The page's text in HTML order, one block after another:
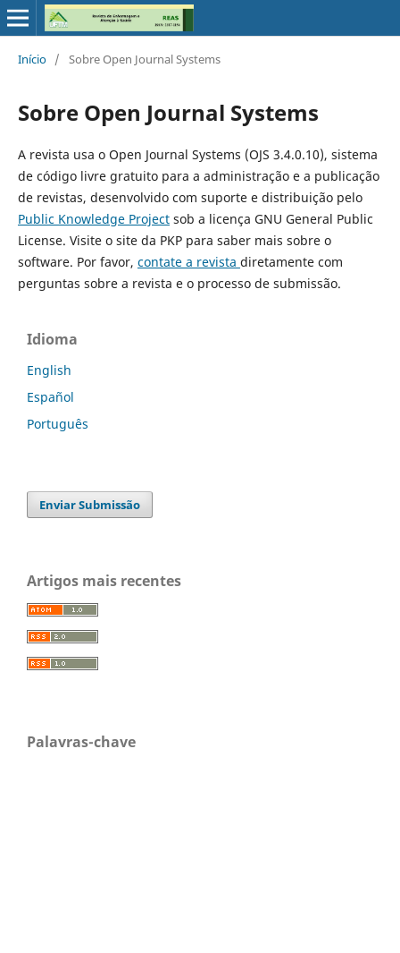
Início / Sobre Open Journal Systems
Sobre Open Journal Systems
A revista usa o Open Journal Systems (OJS 3.4.0.10), sistema
de código livre gratuito para a administração e a publicação
de revistas, desenvolvido com suporte e distribuição pelo
Public Knowledge Projectsob a licença GNU General Public
License. Visite o site da PKP para saber mais sobre o
software. Por favor, contate a revista diretamente com
perguntas sobre a revista e o processo de submissão.
Idioma
English
Español
Português
Enviar Submissão
Artigos mais recentes
Palavras-chave